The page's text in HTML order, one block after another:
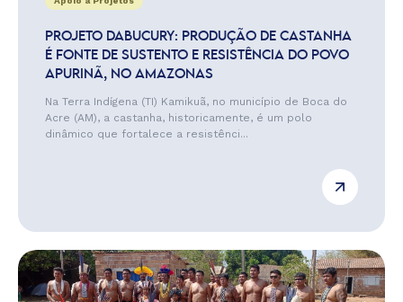
PROJETO DABUCURY: PRODUÇÃO DE CASTANHA
É FONTE DE SUSTENTO E RESISTÊNCIA DO POVO
APURINÃ, NO AMAZONAS
Na Terra Indígena (TI) Kamikuã, no município de Boca do
Acre (AM), a castanha, historicamente, é um polo
dinâmico que fortalece a resistênci...